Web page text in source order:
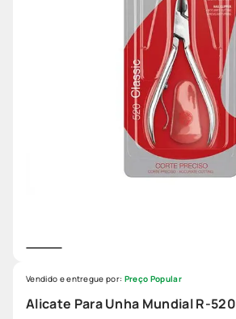
Alicate Para Unha Mundial R-520
Vendido e entregue por: Preço Popular